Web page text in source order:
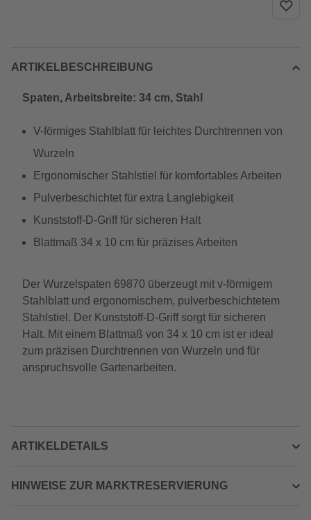
ARTIKELBESCHREIBUNG
Spaten, Arbeitsbreite: 34 cm, Stahl
V-förmiges Stahlblatt für leichtes Durchtrennen von
Wurzeln
Ergonomischer Stahlstiel für komfortables Arbeiten
Pulverbeschichtet für extra Langlebigkeit
Kunststoff-D-Griff für sicheren Halt
Blattmaß 34 x 10 cm für präzises Arbeiten
Der Wurzelspaten 69870 überzeugt mit v-förmigem
Stahlblatt und ergonomischem, pulverbeschichtetem
Stahlstiel. Der Kunststoff-D-Griff sorgt für sicheren
Halt. Mit einem Blattmaß von 34 x 10 cm ist er ideal
zum präzisen Durchtrennen von Wurzeln und für
anspruchsvolle Gartenarbeiten.
ARTIKELDETAILS
HINWEISE ZUR MARKTRESERVIERUNG